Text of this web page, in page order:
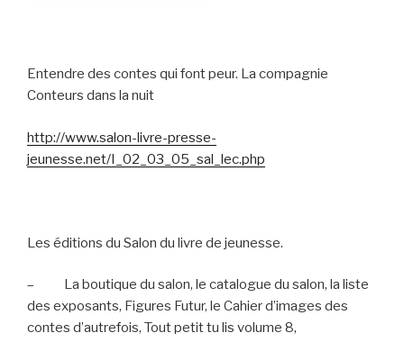
Entendre des contes qui font peur. La compagnie
Conteurs dans la nuit
http://www.salon-livre-presse-
jeunesse.net/I_02_03_05_sal_lec.php
Les éditions du Salon du livre de jeunesse.
–
La boutique du salon, le catalogue du salon, la liste
des exposants, Figures Futur, le Cahier d’images des
contes d’autrefois, Tout petit tu lis volume 8,